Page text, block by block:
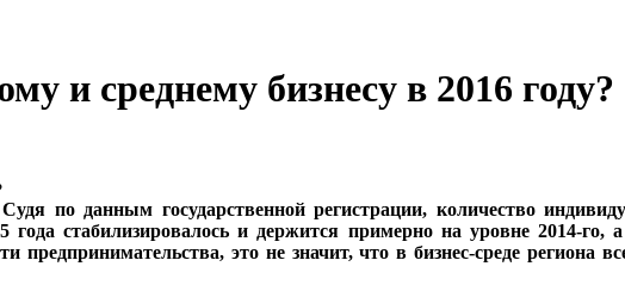
и среднему бизнесу в 2016 году?
Судя по данным государственной регистрации, количество
года стабилизировалось и держится примерно на уровне 2014-го,
это не значит, что в бизнес-среде региона